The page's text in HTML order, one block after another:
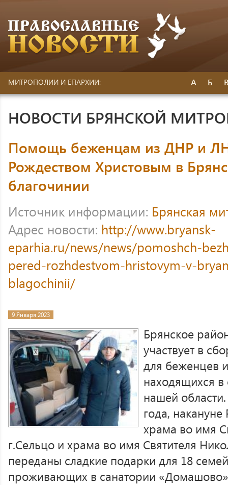
МИТРОПОЛИИ И ЕПАРХИИ: А Б
НОВОСТИ БРЯНСКОЙ
Помощь беженцам из ДНР и
Рождеством Христовым в
благочинии
Источник информации: Брянская
Адрес новости: http://www.bryansk-
eparhia.ru/news/news/pomoshch-
pered-rozhdestvom-hristovym-v-
blagochinii/
9 Января 2023
Брянское
участвует в
для беженцев
находящихся
нашей
года,
храма во имя
г.Сельцо и храма во имя Святителя
переданы сладкие подарки для 18
проживающих в санатории